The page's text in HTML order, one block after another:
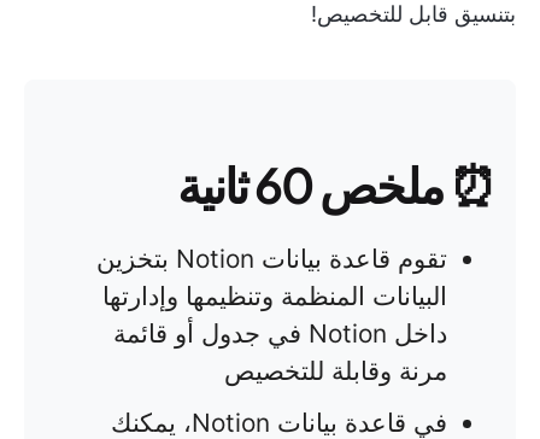
بتنسيق قابل للتخصيص!
⏰ ملخص 60 ثانية
تقوم قاعدة بيانات Notion بتخزين
البيانات المنظمة وتنظيمها وإدارتها
داخل Notion في جدول أو قائمة
مرنة وقابلة للتخصيص
في قاعدة بيانات Notion، يمكنك